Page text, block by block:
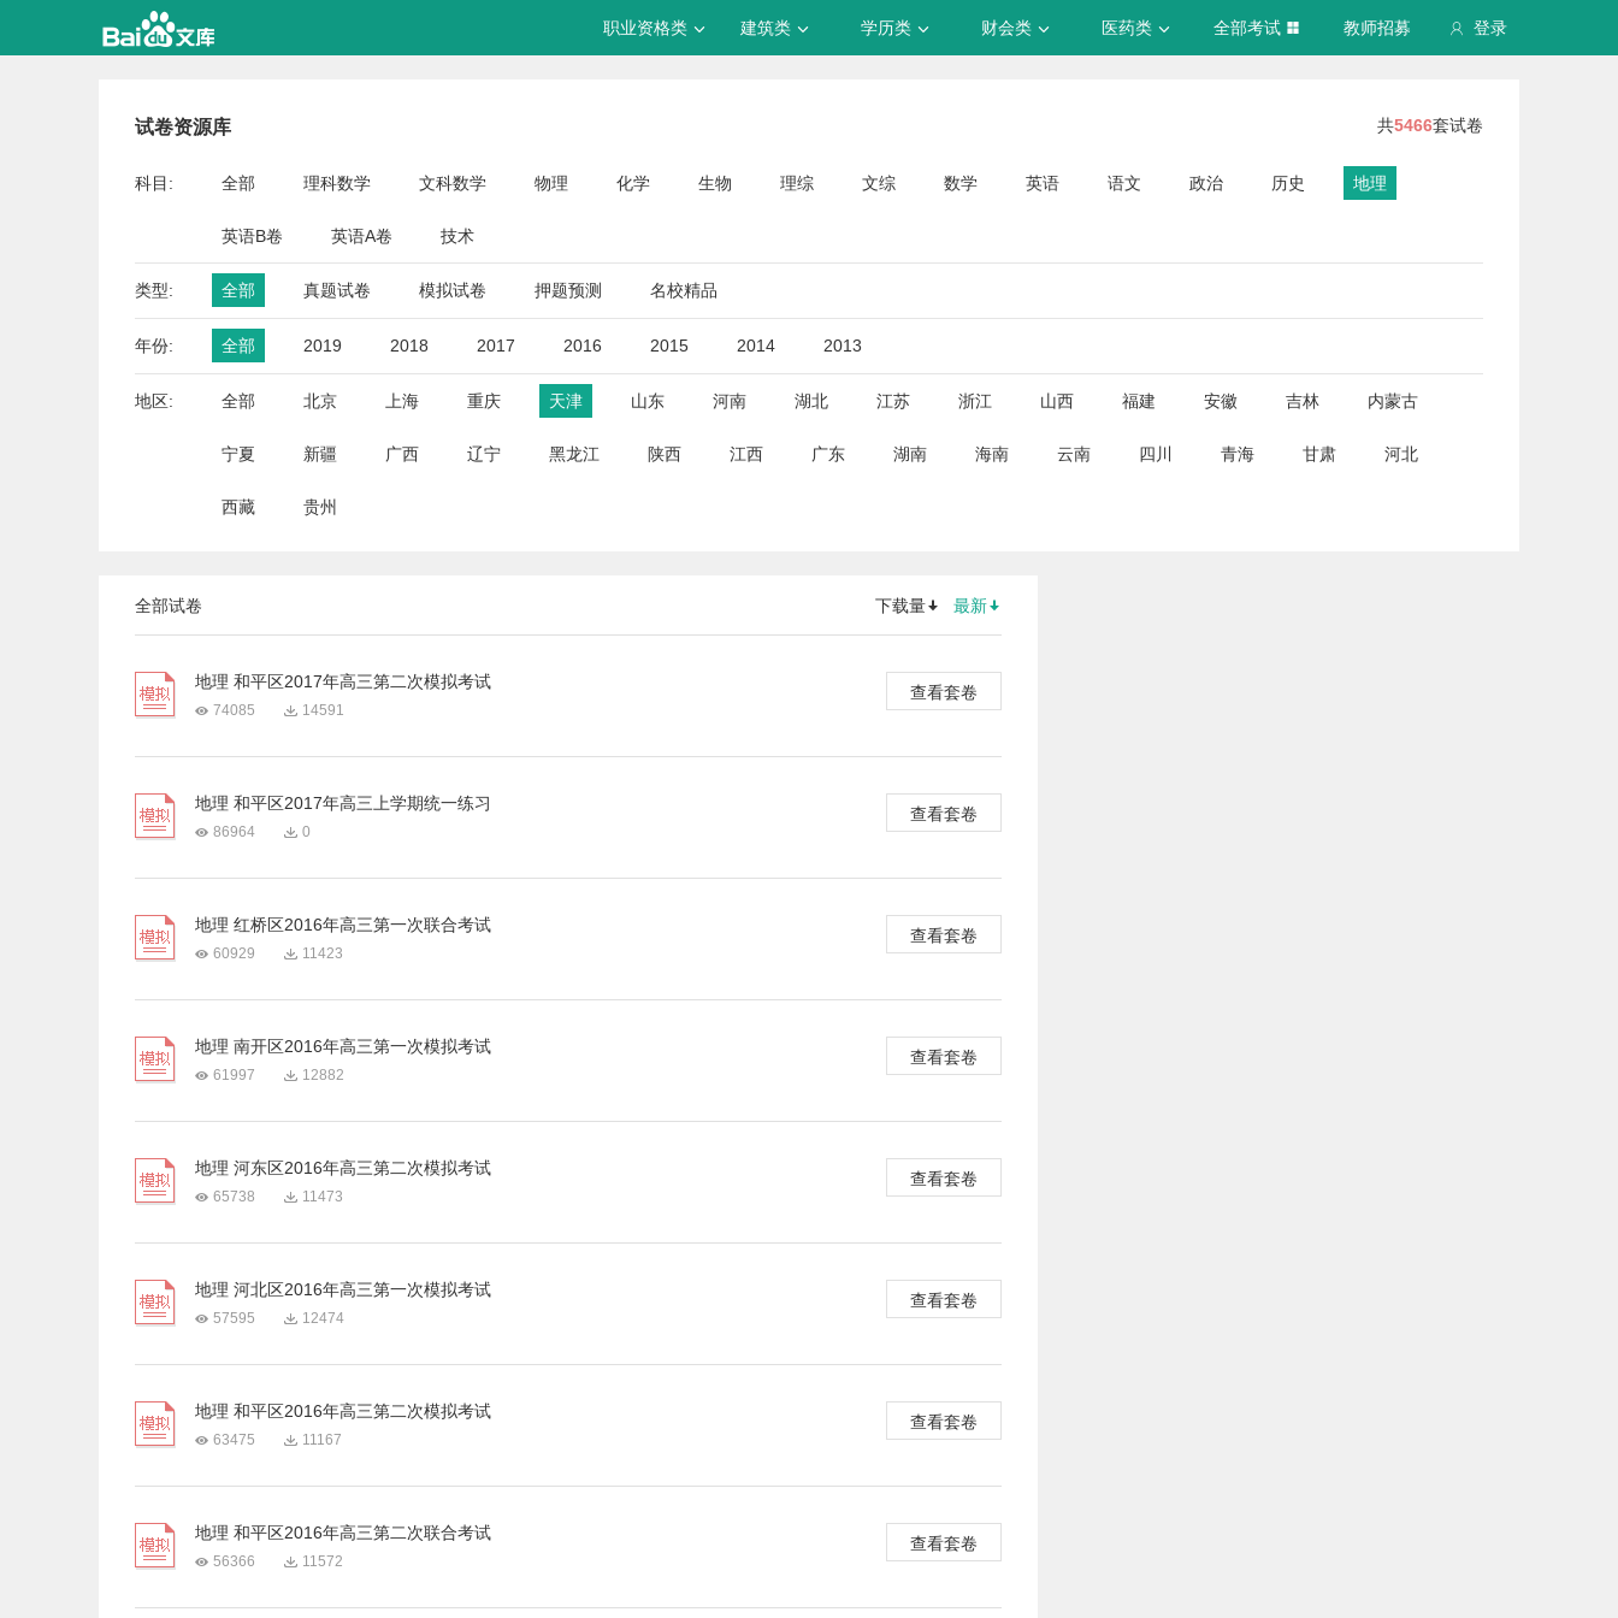
登录
职业资格类 建筑类 学历类 财会类 医药类 全部考试 教师招募
试卷资源库 共5466套试卷
科目: 全部 理科数学 文科数学 物理 化学 生物 理综 文综 数学 英语 语文 政治 历史 地理
英语B卷 英语A卷 技术
类型: 全部 真题试卷 模拟试卷 押题预测 名校精品
年份: 全部 2019 2018 2017 2016 2015 2014 2013
地区: 全部 北京 上海 重庆 天津 山东 河南 湖北 江苏 浙江 山西 福建 安徽 吉林 内蒙古
宁夏 新疆 广西 辽宁 黑龙江 陕西 江西 广东 湖南 海南 云南 四川 青海 甘肃 河北
西藏 贵州
全部试卷 下载量 最新
地理 和平区2017年高三第二次模拟考试
74085 14591
查看套卷
地理 和平区2017年高三上学期统一练习
86964 0
查看套卷
地理 红桥区2016年高三第一次联合考试
60929 11423
查看套卷
地理 南开区2016年高三第一次模拟考试
61997 12882
查看套卷
地理 河东区2016年高三第二次模拟考试
65738 11473
查看套卷
地理 河北区2016年高三第一次模拟考试
57595 12474
查看套卷
地理 和平区2016年高三第二次模拟考试
63475 11167
查看套卷
地理 和平区2016年高三第二次联合考试
56366 11572
查看套卷